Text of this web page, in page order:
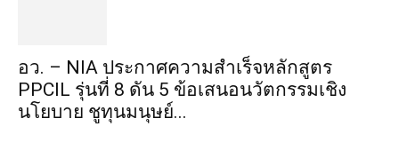
อว. – NIA ประกาศความสำเร็จหลักสูตร
PPCIL รุ่นที่ 8 ดัน 5 ข้อเสนอนวัตกรรมเชิง
นโยบาย ชูทุนมนุษย์...